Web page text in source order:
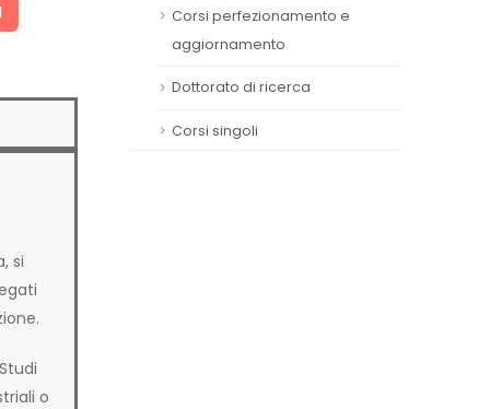
si
o
Corsi perfezionamento e
aggiornamento
Dottorato di ricerca
Corsi singoli